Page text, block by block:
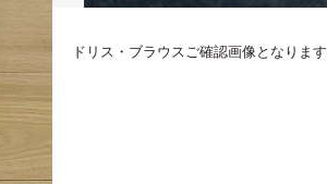
ドリス・ブラウスご確認画像となります